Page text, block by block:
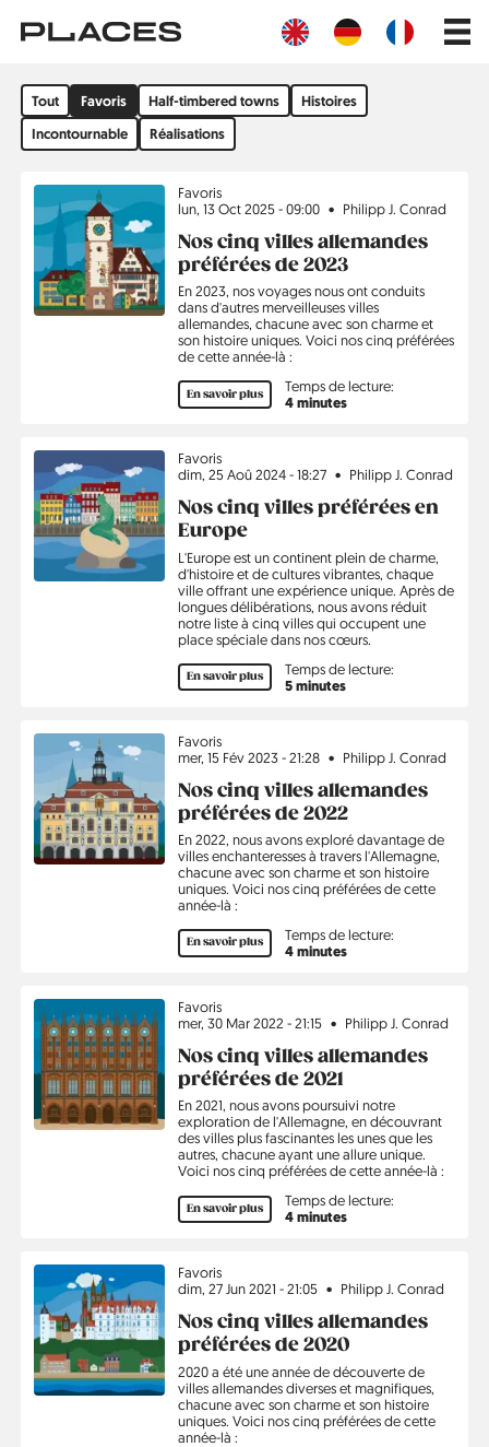
contenu
Main
Filtrer
par
sujet
Tout Favoris Half-timbered towns
Histoires
Incontournable
Réalisations
Tous
les
articles
blog
Sujet
Favoris
lun, 13 Oct 2025 - 09:00
Philipp J. Conrad
Nos cinq villes allemandes
préférées de 2023
En 2023, nos voyages nous ont conduits
dans d'autres merveilleuses villes
allemandes, chacune avec son charme et
son histoire uniques. Voici nos cinq préférées
de cette année-là :
En savoir plus Temps de lecture:
4 minutes
Sujet
Favoris
dim, 25 Aoû 2024 - 18:27
Philipp J. Conrad
Nos cinq villes préférées en
Europe
L'Europe est un continent plein de charme,
d'histoire et de cultures vibrantes, chaque
ville offrant une expérience unique. Après de
longues délibérations, nous avons réduit
notre liste à cinq villes qui occupent une
place spéciale dans nos cœurs.
En savoir plus Temps de lecture:
5 minutes
Sujet
Favoris
mer, 15 Fév 2023 - 21:28
Philipp J. Conrad
Nos cinq villes allemandes
préférées de 2022
En 2022, nous avons exploré davantage de
villes enchanteresses à travers l'Allemagne,
chacune avec son charme et son histoire
uniques. Voici nos cinq préférées de cette
année-là :
En savoir plus Temps de lecture:
4 minutes
Sujet
Favoris
mer, 30 Mar 2022 - 21:15
Philipp J. Conrad
Nos cinq villes allemandes
préférées de 2021
En 2021, nous avons poursuivi notre
exploration de l'Allemagne, en découvrant
des villes plus fascinantes les unes que les
autres, chacune ayant une allure unique.
Voici nos cinq préférées de cette année-là :
En savoir plus Temps de lecture:
4 minutes
Sujet
Favoris
dim, 27 Jun 2021 - 21:05
Philipp J. Conrad
Nos cinq villes allemandes
préférées de 2020
2020 a été une année de découverte de
villes allemandes diverses et magnifiques,
chacune avec son charme et son histoire
uniques. Voici nos cinq préférées de cette
année-là :